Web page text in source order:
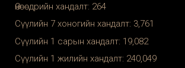
Өнөөдрийн хандалт: 264
Сүүлийн 7 хоногийн хандалт: 3,761
Сүүлийн 1 сарын хандалт: 19,082
Сүүлийн 1 жилийн хандалт: 240,049